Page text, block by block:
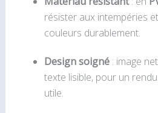
résister aux intempéries
couleurs durablement.
Design soigné: image
texte lisible, pour un
utile.